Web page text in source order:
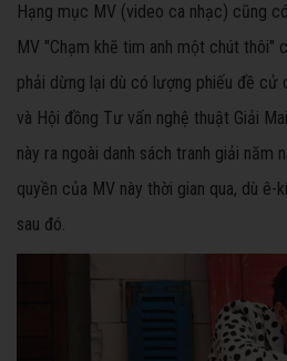
Hạng mục MV (video ca nhạc) cũng
MV "Chạm khẽ tim anh một chút thôi"
phải dừng lại dù có lượng phiếu đề cử
và Hội đồng Tư vấn nghệ thuật Giải
này ra ngoài danh sách tranh giải năm
quyền của MV này thời gian qua, dù
sau đó.